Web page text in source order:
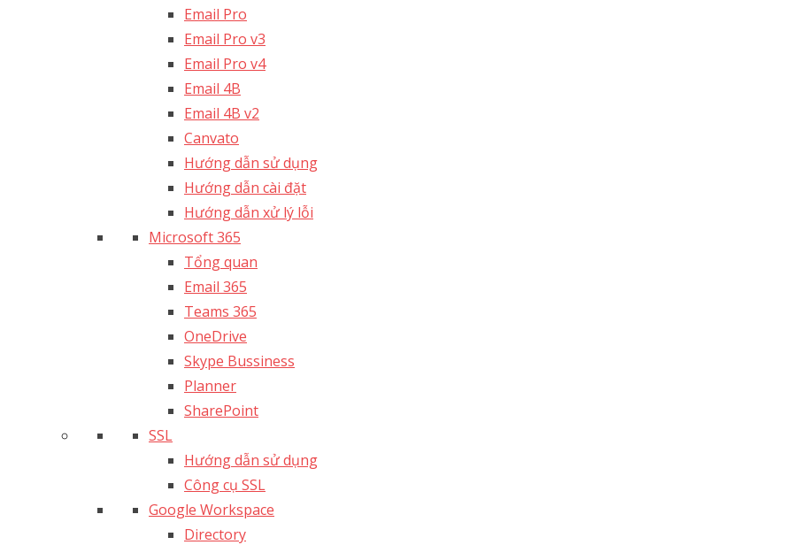
Email Pro
Email Pro v3
Email Pro v4
Email 4B
Email 4B v2
Canvato
Hướng dẫn sử dụng
Hướng dẫn cài đặt
Hướng dẫn xử lý lỗi
Microsoft 365
Tổng quan
Email 365
Teams 365
OneDrive
Skype Bussiness
Planner
SharePoint
SSL
Hướng dẫn sử dụng
Công cụ SSL
Google Workspace
Directory